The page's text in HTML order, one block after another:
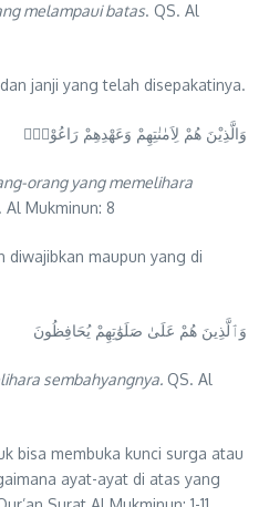
melampaui batas. QS. Al
janji yang telah disepakatinya.
وَالَّذِيْنَ هُمْ لِاَمٰنٰتِهِمْ وَعَهْدِهِمْ رَاعُوْنَۙ
orang yang memelihara
Al Mukminun: 8
maupun yang di
وَٱلَّذِينَ هُمْ عَلَىٰ صَلَوَٰتِهِمْ يُحَافِظُونَ
sembahyangnya. QS. Al
bisa membuka kunci surga atau
ayat-ayat di atas yang